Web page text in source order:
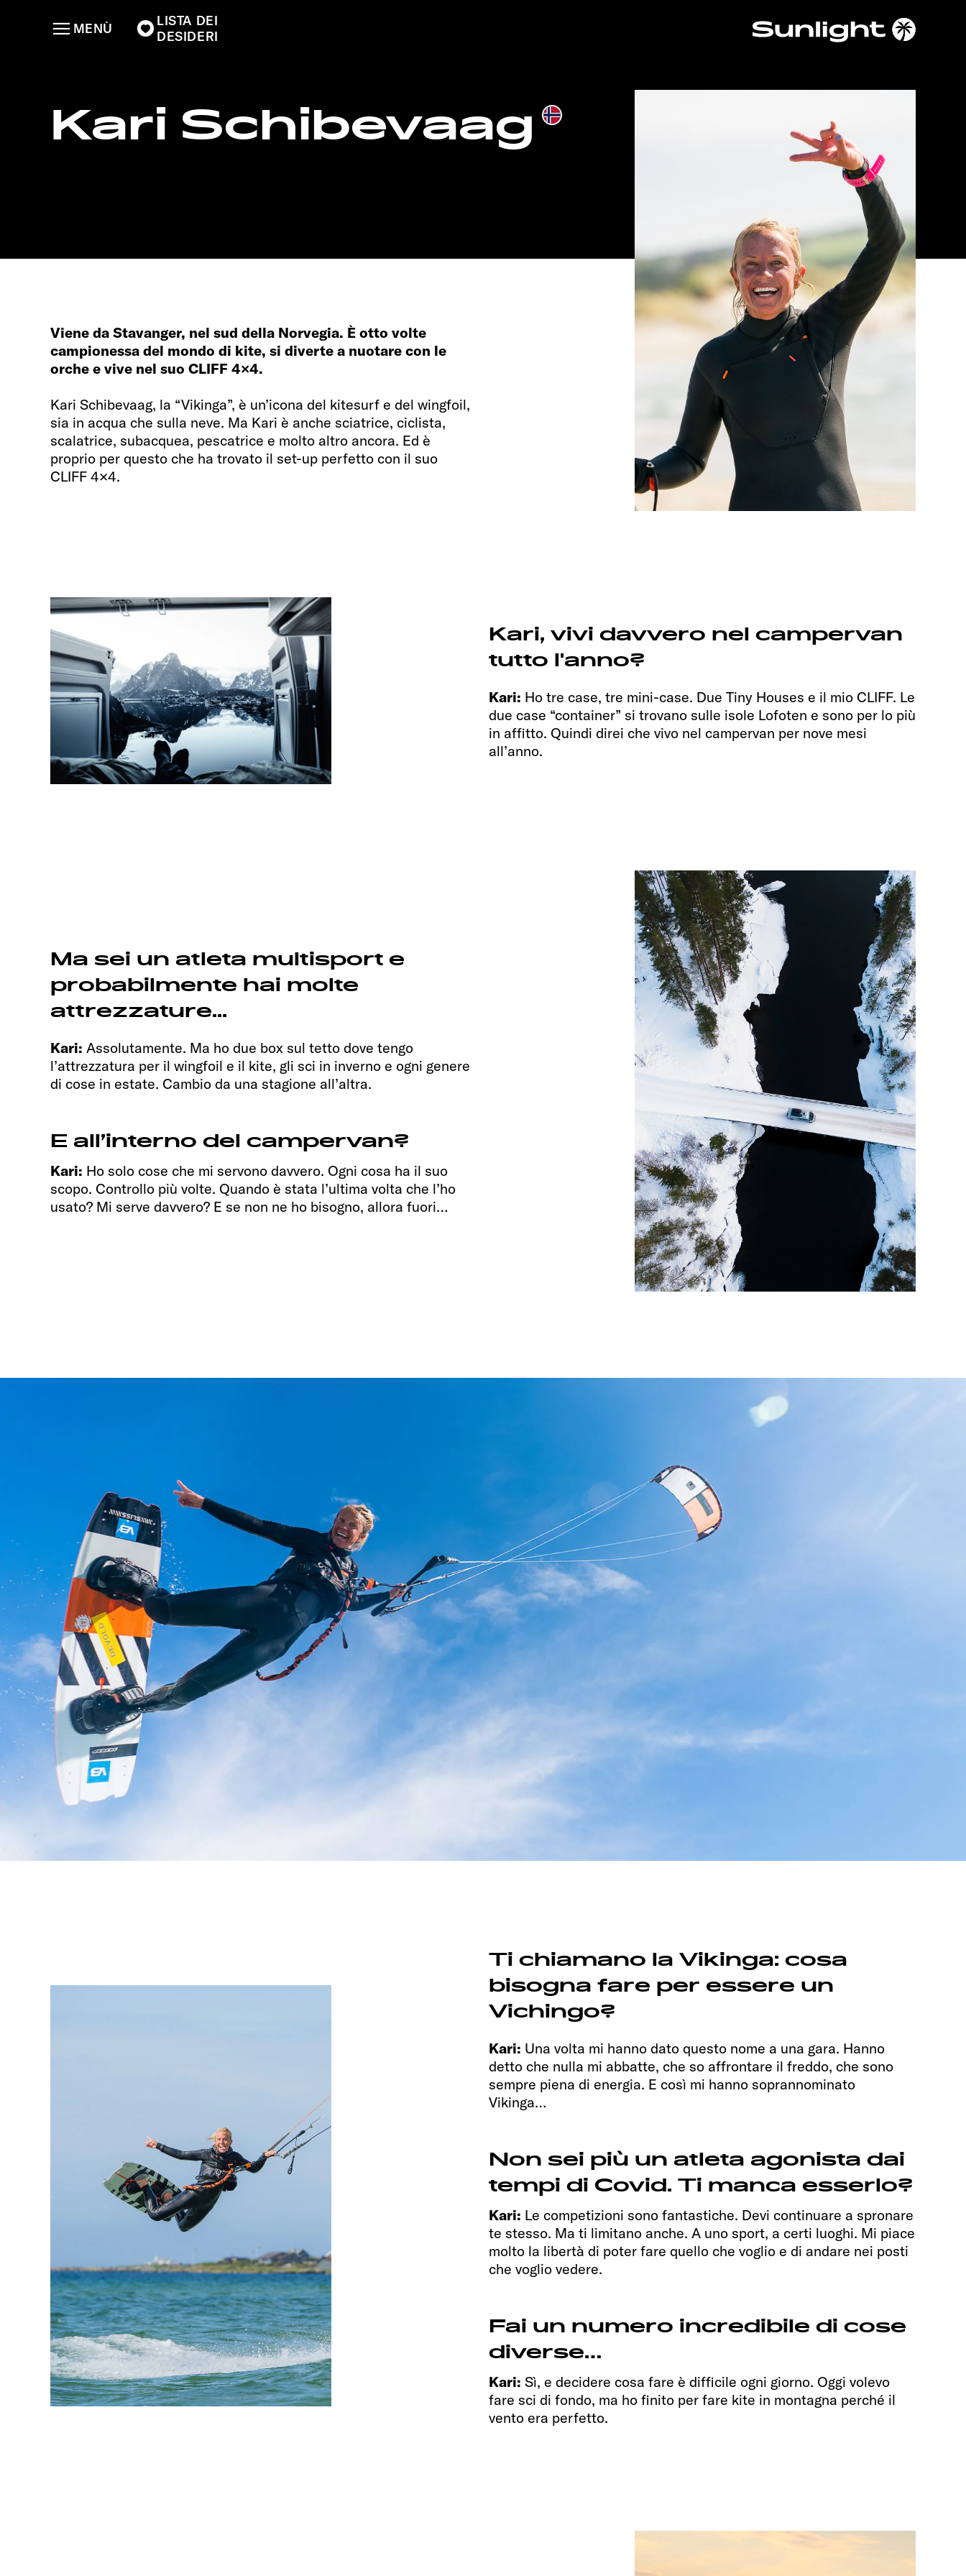
LISTA DEI
DESIDERI
MENÙ
Kari Schibevaag
Viene da Stavanger, nel sud della Norvegia. È otto volte
campionessa del mondo di kite, si diverte a nuotare con le
orche e vive nel suo CLIFF 4×4.
Kari Schibevaag, la “Vikinga”, è un’icona del kitesurf e del wingfoil,
sia in acqua che sulla neve. Ma Kari è anche sciatrice, ciclista,
scalatrice, subacquea, pescatrice e molto altro ancora. Ed è
proprio per questo che ha trovato il set-up perfetto con il suo
CLIFF 4×4.
Kari, vivi davvero nel campervan
tutto l'anno?
Kari: Ho tre case, tre mini-case. Due Tiny Houses e il mio CLIFF. Le
due case “container” si trovano sulle isole Lofoten e sono per lo più
in affitto. Quindi direi che vivo nel campervan per nove mesi
all’anno.
Ma sei un atleta multisport e
probabilmente hai molte
attrezzature...
Kari: Assolutamente. Ma ho due box sul tetto dove tengo
l’attrezzatura per il wingfoil e il kite, gli sci in inverno e ogni genere
di cose in estate. Cambio da una stagione all’altra.
E all’interno del campervan?
Kari: Ho solo cose che mi servono davvero. Ogni cosa ha il suo
scopo. Controllo più volte. Quando è stata l’ultima volta che l’ho
usato? Mi serve davvero? E se non ne ho bisogno, allora fuori…
Ti chiamano la Vikinga: cosa
bisogna fare per essere un
Vichingo?
Kari: Una volta mi hanno dato questo nome a una gara. Hanno
detto che nulla mi abbatte, che so affrontare il freddo, che sono
sempre piena di energia. E così mi hanno soprannominato
Vikinga…
Non sei più un atleta agonista dai
tempi di Covid. Ti manca esserlo?
Kari: Le competizioni sono fantastiche. Devi continuare a spronare
te stesso. Ma ti limitano anche. A uno sport, a certi luoghi. Mi piace
molto la libertà di poter fare quello che voglio e di andare nei posti
che voglio vedere.
Fai un numero incredibile di cose
diverse…
Kari: Sì, e decidere cosa fare è difficile ogni giorno. Oggi volevo
fare sci di fondo, ma ho finito per fare kite in montagna perché il
vento era perfetto.